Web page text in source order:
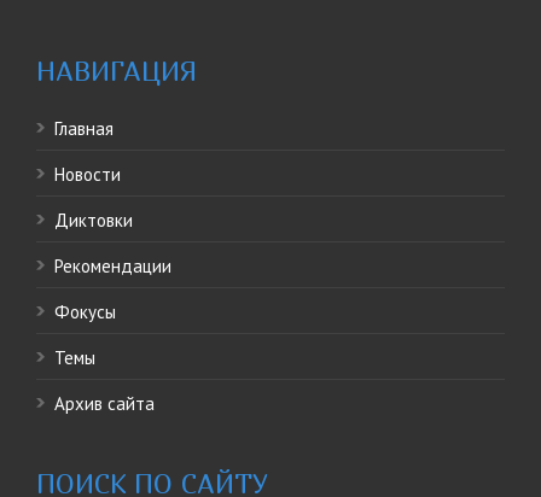
НАВИГАЦИЯ
Главная
Новости
Диктовки
Рекомендации
Фокусы
Темы
Архив сайта
ПОИСК ПО САЙТУ